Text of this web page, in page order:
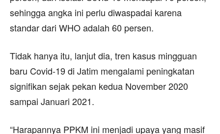
sehingga angka ini perlu diwaspadai karena
standar dari WHO adalah 60 persen.
Tidak hanya itu, lanjut dia, tren kasus mingguan
baru Covid-19 di Jatim mengalami peningkatan
signifikan sejak pekan kedua November 2020
sampai Januari 2021.
“Harapannya PPKM ini menjadi upaya yang masif